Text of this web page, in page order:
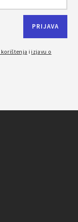
korištenja i izjavu o